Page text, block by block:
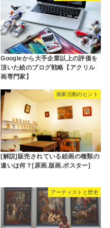
Googleから大手企業以上の評価を
頂いた絵のブログ戦略【アクリル
画専門家】
画家活動のヒント
[解説]販売されている絵画の種類の
違いは何？[原画.版画.ポスター]
アーティストと歴史